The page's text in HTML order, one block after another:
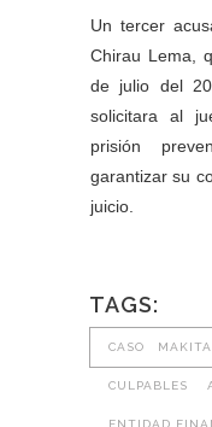
Un tercer
Chirau Lema,
de julio del
solicitara al
prisión
garantizar su
juicio.
TAGS:
CASO
CULPABLES
ENTIDAD